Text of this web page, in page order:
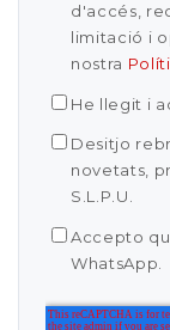
d'accés,
limitació i
nostra
He llegit i
Desitjo
novetats,
S.L.P.U.
Accepto
WhatsApp.